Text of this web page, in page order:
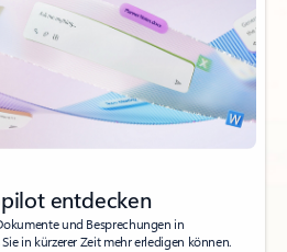
entdecken
und Besprechungen in
in kürzerer Zeit mehr erledigen können.